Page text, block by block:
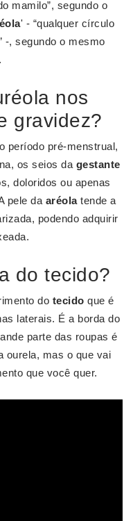
mamilo”, segundo o
' - “qualquer círculo
-, segundo o mesmo
nos
gravidez?
período pré-menstrual,
os seios da gestante
doloridos ou apenas
pele da aréolatende a
podendo adquirir
do tecido?
do tecido que é
laterais. É a borda do
parte das roupas é
ourela, mas o que vai
que você quer.